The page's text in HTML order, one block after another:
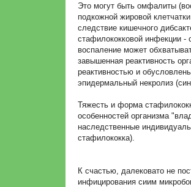
Это могут быть омфалиты
подкожной жировой
следствие кишечного
стафилококковой инфекции -
воспаление может
завышенная реактивность
реактивностью и
эпидермальный некролиз
Тяжесть и форма
особенностей организма
наследственные
стафилококка).
К счастью, далековато не
инфицирования сиим